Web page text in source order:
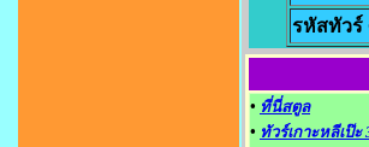
รหัสทัวร์
• ที่นี่สตูล
• ทัวร์เกาะหลีเป๊